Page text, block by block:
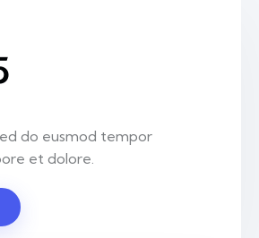
do eusmod tempor
et dolore.